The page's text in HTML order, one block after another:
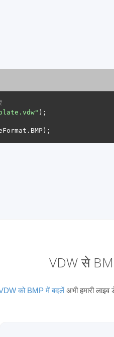
VDW से
को BMP में बदलें अभी हमारी